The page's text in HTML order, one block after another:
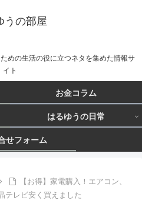
うの部屋
めの生活の役に立つネタを集めた情報サ
イト
お金コラム
はるゆうの日常
せフォーム
【お得】家電購入！エアコン、
テレビ安く買えました